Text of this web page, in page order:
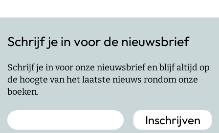
Schrijf je in voor de nieuwsbrief
Schrijf je in voor onze nieuwsbrief en blijf altijd op
de hoogte van het laatste nieuws rondom onze
boeken.